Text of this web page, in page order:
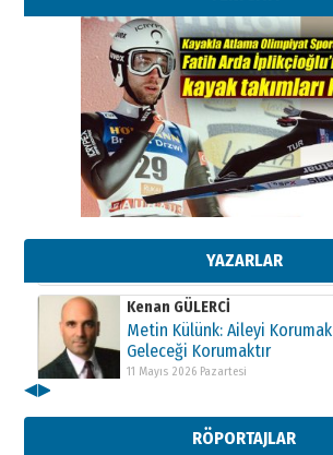
YAZARLAR
Kenan GÜLERCİ
Metin Külünk: Aileyi Korumak
11 Mayıs 2026 Pazartesi
Kenan GÜLERCİ
Metin Külünk: Aileyi Korumak
Geleceği Korumaktır
11 Mayıs 2026 Pazartesi
Metin Külünk: Aileyi Korumak
Geleceği Korumaktır
◀▶
RÖPORTAJLAR